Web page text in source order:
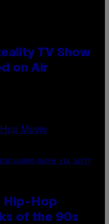
TV Show
on Air
GAMMA-RAPHO VIA GETTY
Hip-Hop
of the 90s